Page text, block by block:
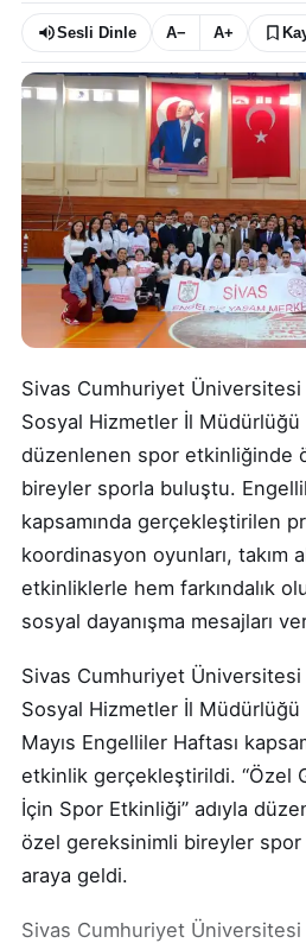
Sesli Dinle A− A+
Sivas Cumhuriyet
Sosyal Hizmetler İl
düzenlenen spor etkinliğinde
bireyler sporla buluştu.
kapsamında gerçekleştirilen
koordinasyon oyunları,
etkinliklerle hem farkındalık
sosyal dayanışma mesajları
Sivas Cumhuriyet
Sosyal Hizmetler İl
Mayıs Engelliler Haftası
etkinlik gerçekleştirildi. “Özel
İçin Spor Etkinliği” adıyla
özel gereksinimli bireyler
araya geldi.
Sivas Cumhuriyet